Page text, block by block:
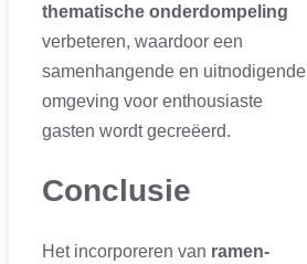
thematische onderdompeling
verbeteren, waardoor een
samenhangende en uitnodigende
omgeving voor enthousiaste
gasten wordt gecreëerd.
Conclusie
Het incorporeren van ramen-